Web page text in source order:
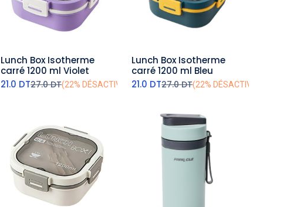
ajouter au panier
Lunch Box Isotherme
carré 1200 ml Violet
21.0 DT27.0DT(22% DÉSACTIVÉ)
ajouter au panier
Lunch Box Isotherme
carré 1200 ml Bleu
21.0 DT27.0DT(22% DÉSACTIVÉ)